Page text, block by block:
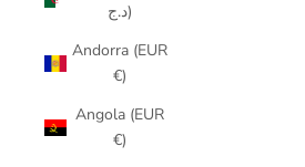
د.ج)
Andorra (EUR
€)
Angola (EUR
€)